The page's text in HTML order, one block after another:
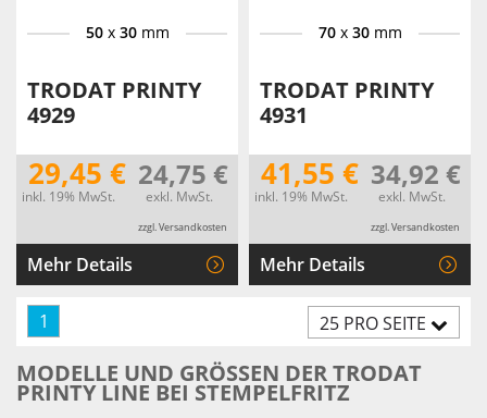
50x 30mm
TRODAT PRINTY
4929
29,45 €
inkl. 19% MwSt.
24,75 €
exkl. MwSt.
zzgl. Versandkosten
Mehr Details
70x 30mm
TRODAT PRINTY
4931
41,55 €
inkl. 19% MwSt.
34,92 €
exkl. MwSt.
zzgl. Versandkosten
Mehr Details
25 PRO SEITE
1
MODELLE UND GRÖSSEN DER TRODAT P
RINTY LINE BEI STEMPELFRITZ